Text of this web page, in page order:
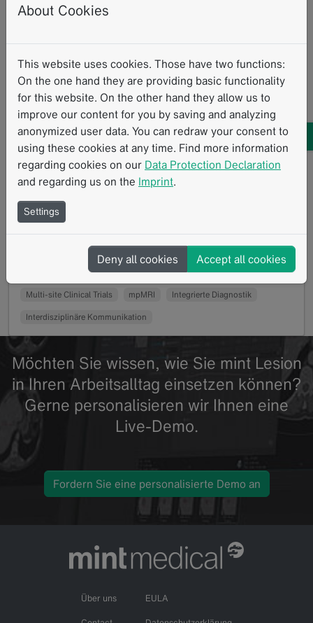
MROC:Die Auswirkungen des mpMRT auf
das Staging und Management von
Patienten mit Verdacht auf oder
bestätigtem Ovarialkarzinom
02.2019
Betrachtet man die vom National Institute of Health
Research (NIHR) geförderte und vom Imperial College
in London gesponserte MROC-Studie, blickt man…
Klinische Forschung eCRF
Multi-site Clinical Trials mpMRI Integrierte Diagnostik
Interdisziplinäre Kommunikation
Möchten Sie wissen, wie Sie mint Lesion
in Ihren Arbeitsalltag einsetzen können?
Gerne personalisieren wir Ihnen eine
Live-Demo.
Fordern Sie eine personalisierte Demo an
Über uns EULA
About Cookies
This website uses cookies. Those have two functions:
On the one hand they are providing basic functionality
for this website. On the other hand they allow us to
improve our content for you by saving and analyzing
anonymized user data. You can redraw your consent to
using these cookies at any time. Find more information
regarding cookies on our Data Protection Declaration
and regarding us on the Imprint.
Settings
Deny all cookies Accept all cookies